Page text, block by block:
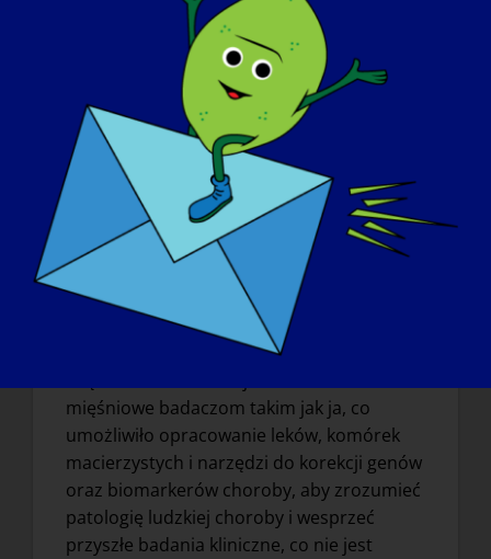
terapii korekcji genów w leczeniu FSHD,
LGMD2G.
W jaki sposób Twoja praca pomoże
pacjentom? Czy ma ona bardziej
naukowy charakter, czy też może stać
się metodą leczenia LGMD lub ogólnie
lekarzy?
Moje badania nad rozwojem terapii
dystrofii mięśniowej były możliwe dzięki
temu, że pacjenci i członkowie ich rodzin
mięśniowe badaczom takim jak ja, co
umożliwiło opracowanie leków, komórek
macierzystych i narzędzi do korekcji genów
oraz biomarkerów choroby, aby zrozumieć
patologię ludzkiej choroby i wesprzeć
przyszłe badania kliniczne, co nie jest